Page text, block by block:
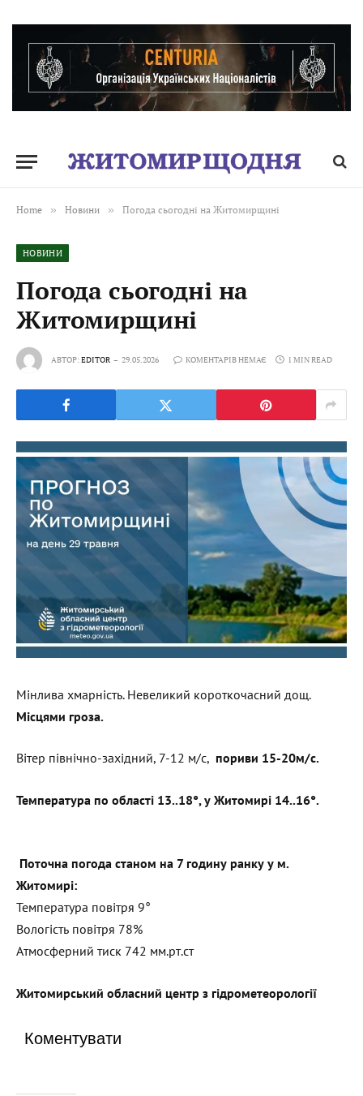
Home » Новини » Погода сьогодні на Житомирщині
НОВИНИ
Погода сьогодні на
Житомирщині
АВТОР:EDITOR 29.05.2026 КОМЕНТАРІВ НЕМАЄ 1 MIN READ
Мінлива хмарність. Невеликий короткочасний дощ.
Місцями гроза.
Вітер північно-західний, 7-12 м/с, пориви 15-20м/с.
Температура по області 13..18°, у Житомирі 14..16°.
Поточна погода станом на 7 годину ранку у м.
Житомирі:
Температура повітря 9°
Вологість повітря 78%
Атмосферний тиск 742 мм.рт.ст
Житомирський обласний центр з гідрометеорології
Коментувати